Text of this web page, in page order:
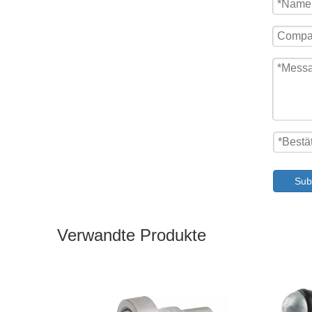
Verwandte Produkte